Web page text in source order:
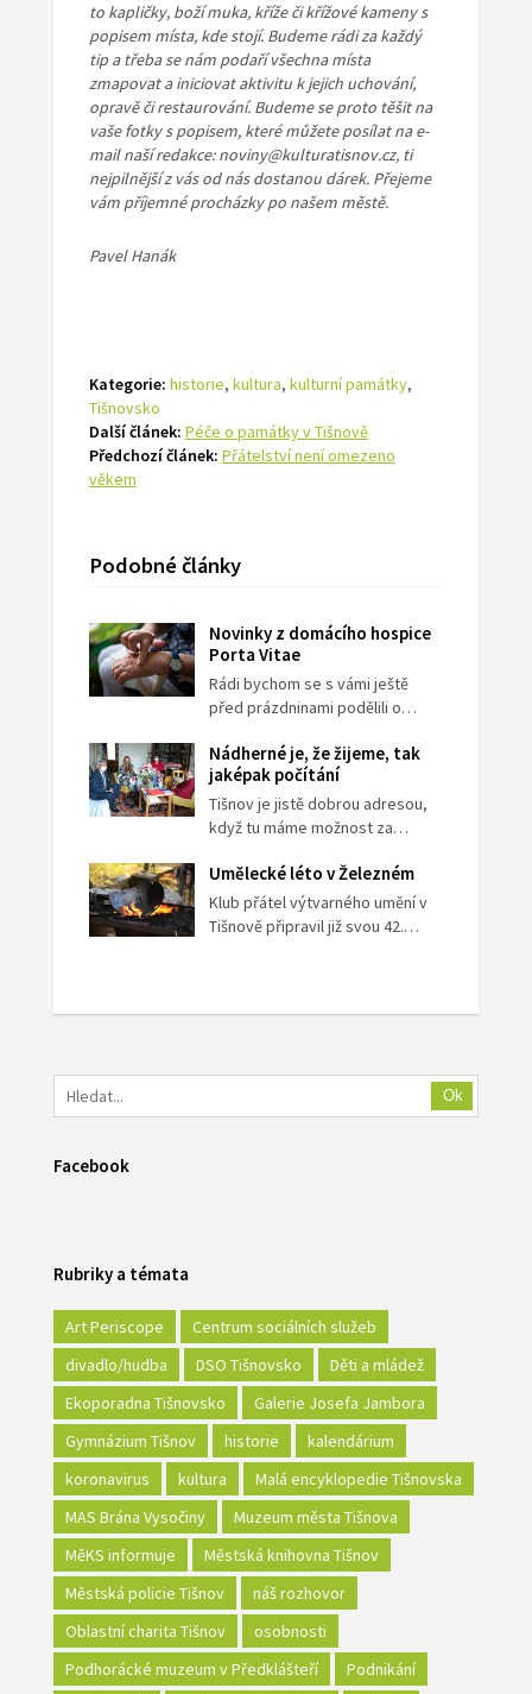
to kapličky, boží muka, kříže či křížové kameny s
popisem místa, kde stojí. Budeme rádi za každý
tip a třeba se nám podaří všechna místa
zmapovat a iniciovat aktivitu k jejich uchování,
opravěči restaurování. Budeme se proto těšit na
vaše fotky s popisem, které můžete posílat na e-
mail naší redakce: noviny@kulturatisnov.cz, ti
nejpilnější z vás od nás dostanou dárek. Přejeme
vám příjemné procházky po našem městě.
Pavel Hanák
Kategorie: historie, kultura, kulturní památky,
Tišnovsko
Další článek: Péče o památky v Tišnově
Předchozí článek: Přátelství není omezeno
věkem
Podobné články
Novinky z domácího hospice
Porta Vitae
Rádi bychom se s vámi ještě
před prázdninami podělili o…
Nádherné je, že žijeme, tak
jaképak počítání
Tišnov je jistě dobrou adresou,
když tu máme možnost za…
Umělecké léto v Železném
Klub přátel výtvarného umění v
Tišnově připravil již svou 42.…
Ok
Facebook
Rubriky a témata
Art Periscope
Centrum sociálních služeb
divadlo/hudba
DSO Tišnovsko
Děti a mládež
Ekoporadna Tišnovsko
Galerie Josefa Jambora
Gymnázium Tišnov
historie
kalendárium
koronavirus
kultura
Malá encyklopedie Tišnovska
MAS Brána Vysočiny
Muzeum města Tišnova
MěKS informuje
Městská knihovna Tišnov
Městská policie Tišnov
náš rozhovor
Oblastní charita Tišnov
osobnosti
Podhorácké muzeum v Předklášteří
Podnikání